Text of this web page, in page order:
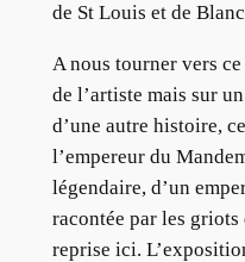
de St Louis et de
A nous tourner vers
de l’artiste mais sur
d’une autre histoire,
l’empereur du
légendaire, d’un
racontée par les
reprise ici.